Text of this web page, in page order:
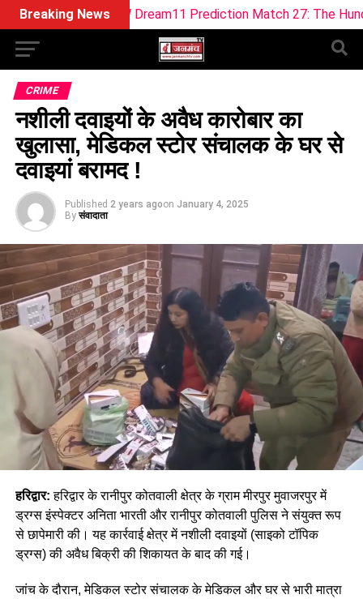
Breaking News
W Dream11 Prediction Match 27: The Hundred Women
CRIME
नशीली दवाइयों के अवैध कारोबार का
खुलासा, मेडिकल स्टोर संचालक के घर से
दवाइयां बरामद !
Published 2 years agoon January 4, 2025
By संवादाता
हरिद्वार: हरिद्वार के रानीपुर कोतवाली क्षेत्र के ग्राम मीरपुर मुवाजरपुर में
ड्रग्स इंस्पेक्टर अनिता भारती और रानीपुर कोतवाली पुलिस ने संयुक्त रूप
से छापेमारी की। यह कार्रवाई क्षेत्र में नशीली दवाइयों (साइको टॉपिक
ड्रग्स) की अवैध बिक्री की शिकायत के बाद की गई।
जांच के दौरान, मेडिकल स्टोर संचालक के मेडिकल और घर से भारी मात्रा